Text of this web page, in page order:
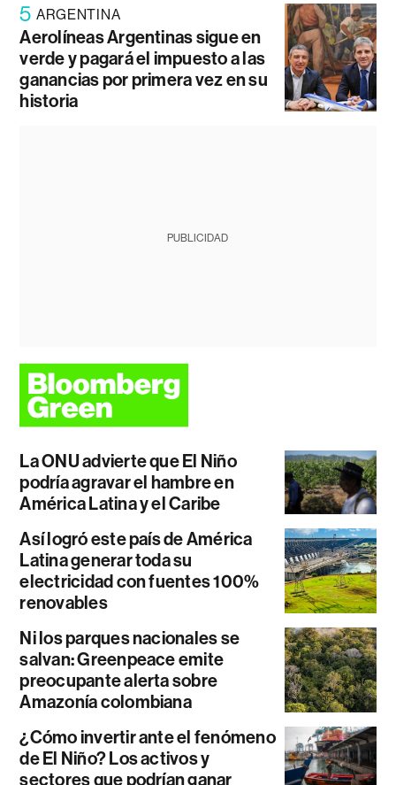
5 ARGENTINA
Aerolíneas Argentinas sigue en
verde y pagará el impuesto a las
ganancias por primera vez en su
historia
PUBLICIDAD
La ONU advierte que El Niño
podría agravar el hambre en
América Latina y el Caribe
Así logró este país de América
Latina generar toda su
electricidad con fuentes 100%
renovables
Ni los parques nacionales se
salvan: Greenpeace emite
preocupante alerta sobre
Amazonía colombiana
¿Cómo invertir ante el fenómeno
de El Niño? Los activos y
sectores que podrían ganar